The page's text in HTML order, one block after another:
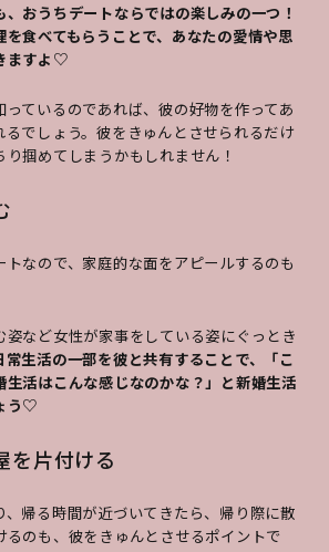
おうちデートならではの楽しみの一つ！
食べてもらうことで、あなたの愛情や思
ますよ♡
ているのであれば、彼の好物を作ってあ
るでしょう。彼をきゅんとさせられるだけ
掴めてしまうかもしれません！
なので、家庭的な面をアピールするのも
姿など女性が家事をしている姿にぐっとき
常生活の一部を彼と共有することで、「こ
生活はこんな感じなのかな？」と新婚生活
う♡
を片付ける
、帰る時間が近づいてきたら、帰り際に散
るのも、彼をきゅんとさせるポイントで